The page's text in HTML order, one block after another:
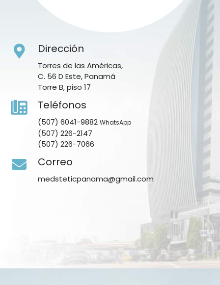
Dirección
Torres de las Américas,
C. 56 D Este, Panamá
Torre B, piso 17
Teléfonos
(507) 6041-9882 WhatsApp
(507) 226-2147
(507) 226-7066
Correo
medsteticpanama@gmail.com